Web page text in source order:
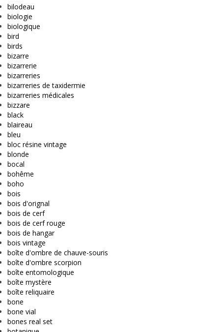
bilodeau
biologie
biologique
bird
birds
bizarre
bizarrerie
bizarreries
bizarreries de taxidermie
bizarreries médicales
bizzare
black
blaireau
bleu
bloc résine vintage
blonde
bocal
bohême
boho
bois
bois d'orignal
bois de cerf
bois de cerf rouge
bois de hangar
bois vintage
boîte d'ombre de chauve-souris
boîte d'ombre scorpion
boîte entomologique
boîte mystère
boîte reliquaire
bone
bone vial
bones real set